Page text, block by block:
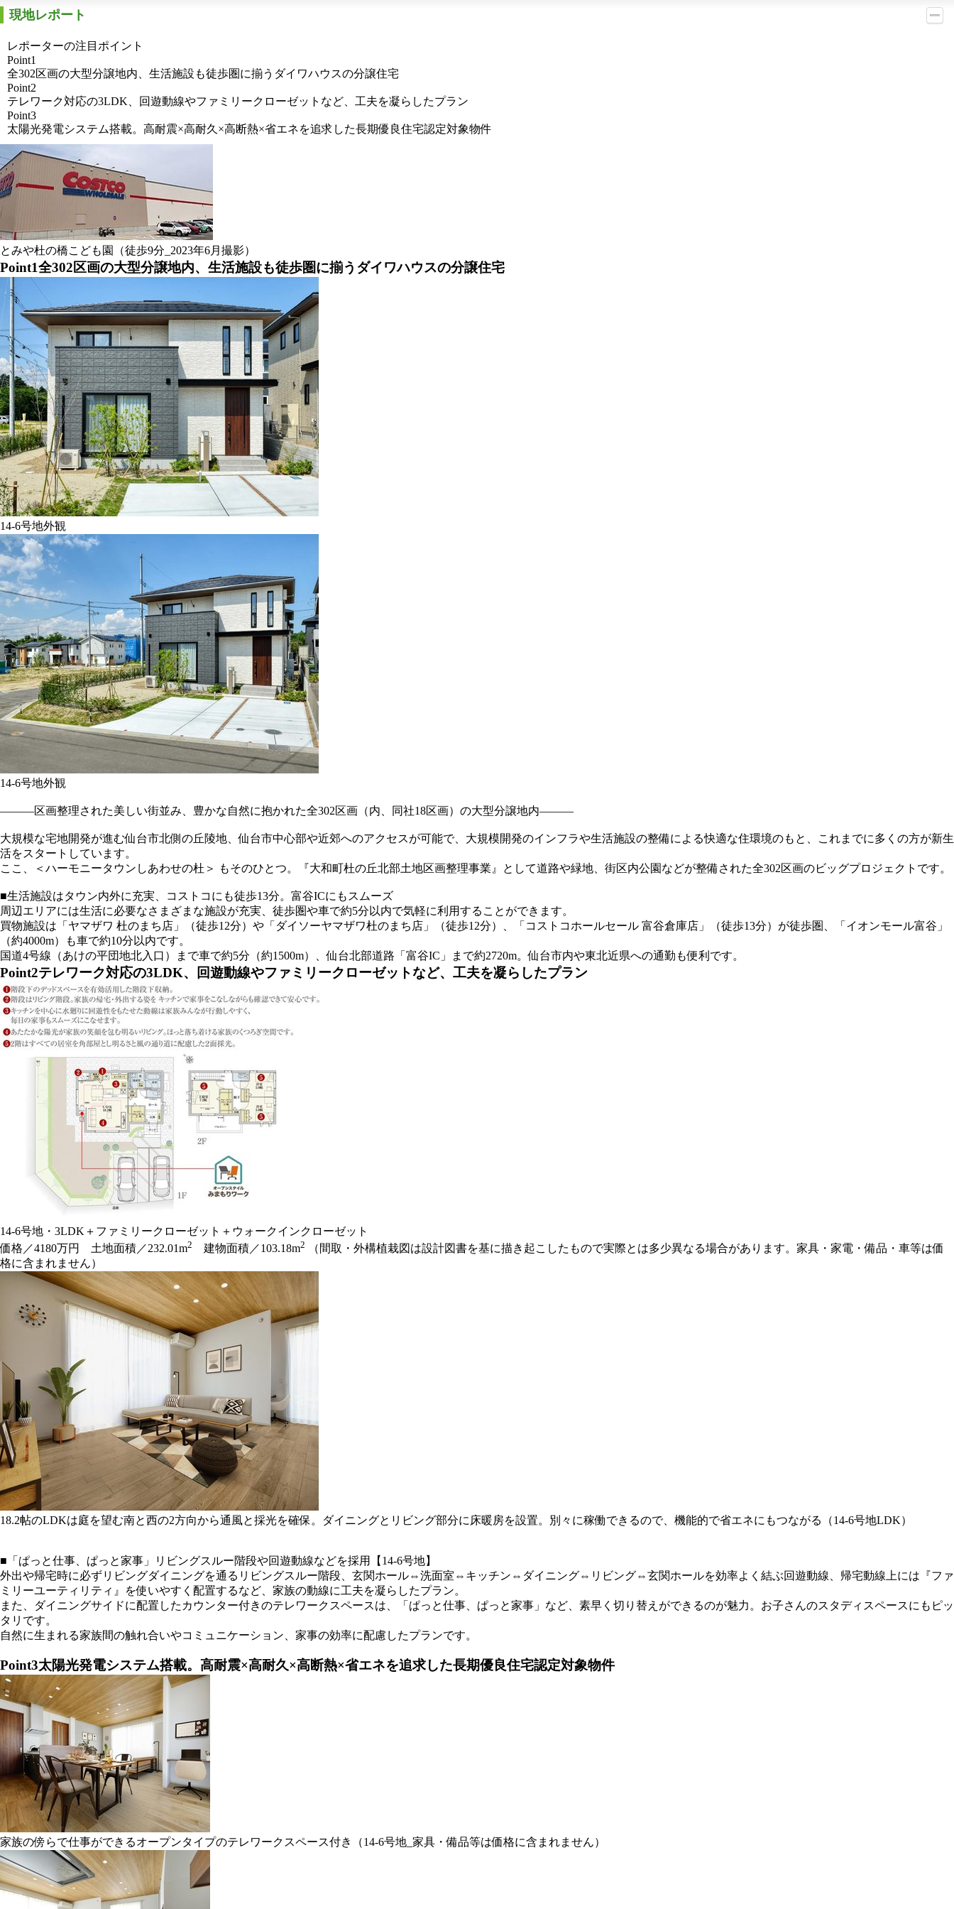
現地レポート
レポーターの注目ポイント
Point1
全302区画の大型分譲地内、生活施設も徒歩圏に揃うダイワハウスの分譲住宅
Point2
テレワーク対応の3LDK、回遊動線やファミリークローゼットなど、工夫を凝らしたプラン
Point3
太陽光発電システム搭載。高耐震×高耐久×高断熱×省エネを追求した長期優良住宅認定対象物件
とみや杜の橋こども園（徒歩9分_2023年6月撮影）
Point1全302区画の大型分譲地内、生活施設も徒歩圏に揃うダイワハウスの分譲住宅
14-6号地外観
14-6号地外観
―――区画整理された美しい街並み、豊かな自然に抱かれた全302区画（内、同社18区画）の大型分譲地内―――
大規模な宅地開発が進む仙台市北側の丘陵地、仙台市中心部や近郊へのアクセスが可能で、大規模開発のインフラや生活施設の整備による快適な住環境のもと、これまでに多くの方が新生
活をスタートしています。
ここ、＜ハーモニータウンしあわせの杜＞ もそのひとつ。『大和町杜の丘北部土地区画整理事業』として道路や緑地、街区内公園などが整備された全302区画のビッグプロジェクトです。
■生活施設はタウン内外に充実、コストコにも徒歩13分。富谷ICにもスムーズ
周辺エリアには生活に必要なさまざまな施設が充実、徒歩圏や車で約5分以内で気軽に利用することができます。
買物施設は「ヤマザワ 杜のまち店」（徒歩12分）や「ダイソーヤマザワ杜のまち店」（徒歩12分）、「コストコホールセール 富谷倉庫店」（徒歩13分）が徒歩圏、「イオンモール富谷」
（約4000m）も車で約10分以内です。
国道4号線（あけの平団地北入口）まで車で約5分（約1500m）、仙台北部道路「富谷IC」まで約2720m。仙台市内や東北近県への通勤も便利です。
Point2テレワーク対応の3LDK、回遊動線やファミリークローゼットなど、工夫を凝らしたプラン
14-6号地・3LDK＋ファミリークローゼット＋ウォークインクローゼット
価格／4180万円 土地面積／232.01m2 建物面積／103.18m2
（間取・外構植栽図は設計図書を基に描き起こしたもので実際とは多少異なる場合があります。家具・家電・備品・車等は価
格に含まれません）
18.2帖のLDKは庭を望む南と西の2方向から通風と採光を確保。ダイニングとリビング部分に床暖房を設置。別々に稼働できるので、機能的で省エネにもつながる（14-6号地LDK）
■「ぱっと仕事、ぱっと家事」リビングスルー階段や回遊動線などを採用【14-6号地】
外出や帰宅時に必ずリビングダイニングを通るリビングスルー階段、玄関ホール⇔洗面室⇔キッチン⇔ダイニング⇔リビング⇔玄関ホールを効率よく結ぶ回遊動線、帰宅動線上には『ファ
ミリーユーティリティ』を使いやすく配置するなど、家族の動線に工夫を凝らしたプラン。
また、ダイニングサイドに配置したカウンター付きのテレワークスペースは、「ぱっと仕事、ぱっと家事」など、素早く切り替えができるのが魅力。お子さんのスタディスペースにもピッ
タリです。
自然に生まれる家族間の触れ合いやコミュニケーション、家事の効率に配慮したプランです。
Point3太陽光発電システム搭載。高耐震×高耐久×高断熱×省エネを追求した長期優良住宅認定対象物件
家族の傍らで仕事ができるオープンタイプのテレワークスペース付き（14-6号地_家具・備品等は価格に含まれません）